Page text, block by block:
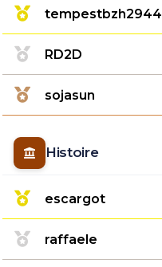
tempestbzh2944
RD2D
sojasun
Histoire
escargot
raffaele